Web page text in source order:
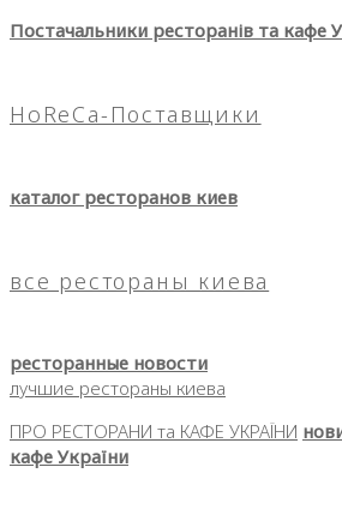
Постачальники ресторанів та кафе
HoReCa-Поставщики
каталог ресторанов киев
все рестораны киева
ресторанные новости
лучшие рестораны киева
ПРО РЕСТОРАНИ та КАФЕ УКРАЇНИ
кафе України